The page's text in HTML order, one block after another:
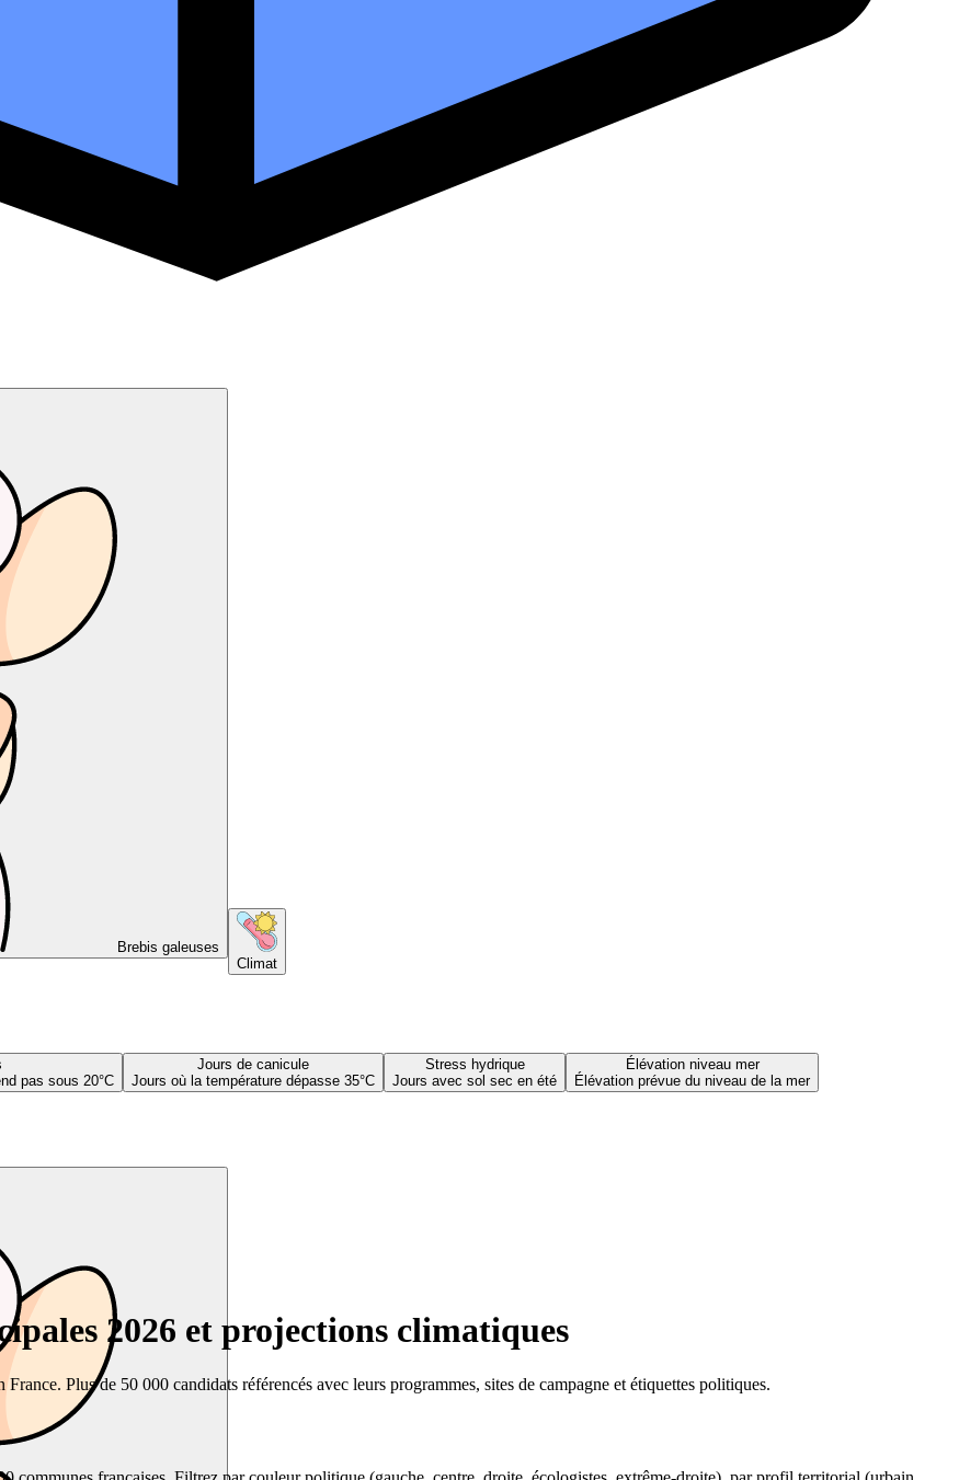
Brebis galeuses
Climat
pas sous 20°C
Jours de canicule
Jours où la température dépasse 35°C
Stress hydrique
Jours avec sol sec en été
Élévation niveau mer
Élévation prévue du niveau de la mer
2026 et projections climatiques
Plus de 50 000 candidats référencés avec leurs programmes, sites de campagne et étiquettes politiques.